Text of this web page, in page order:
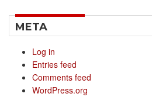
META
Log in
Entries feed
Comments feed
WordPress.org